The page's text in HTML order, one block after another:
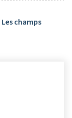
Les champs